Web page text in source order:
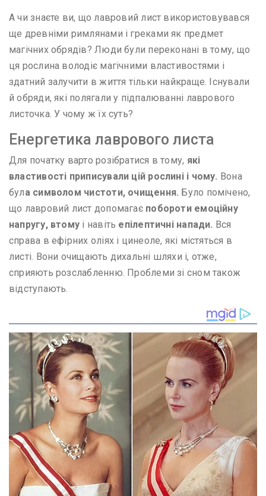
А чи знаєте ви, що лавровий лист використовувався
ще древніми римлянами і греками як предмет
магічних обрядів? Люди були переконані в тому, що
ця рослина володіє магічними властивостями і
здатний залучити в життя тільки найкраще. Існували
й обряди, які полягали у підпалюванні лаврового
листочка. У чому ж їх суть?
Енергетика лаврового листа
Для початку варто розібратися в тому, які
властивості приписували цій рослині і чому. Вона
була символом чистоти, очищення. Було помічено,
що лавровий лист допомагає побороти емоційну
напругу, втому і навіть епілептичні напади. Вся
справа в ефірних оліях і цинеоле, які містяться в
листі. Вони очищають дихальні шляхи і, отже,
сприяють розслабленню. Проблеми зі сном також
відступають.